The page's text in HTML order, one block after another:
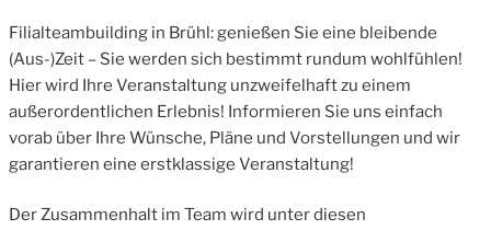
Filialteambuilding in Brühl: genießen Sie eine bleibende
(Aus-)Zeit – Sie werden sich bestimmt rundum wohlfühlen!
Hier wird Ihre Veranstaltung unzweifelhaft zu einem
außerordentlichen Erlebnis! Informieren Sie uns einfach
vorab über Ihre Wünsche, Pläne und Vorstellungen und wir
garantieren eine erstklassige Veranstaltung!
Der Zusammenhalt im Team wird unter diesen